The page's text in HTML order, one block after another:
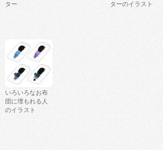
ター
ターのイラスト
いろいろなお布
団に埋もれる人
のイラスト